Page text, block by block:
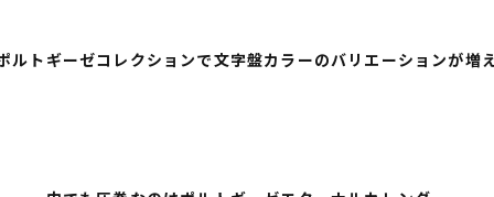
ルトギーゼコレクションで文字盤カラーのバリエーションが増